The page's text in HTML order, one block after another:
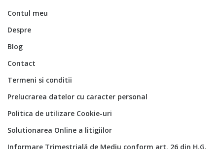
Contul meu
Despre
Blog
Contact
Termeni si conditii
Prelucrarea datelor cu caracter personal
Politica de utilizare Cookie-uri
Solutionarea Online a litigiilor
Informare Trimestrială de Mediu conform art. 26 din H.G.